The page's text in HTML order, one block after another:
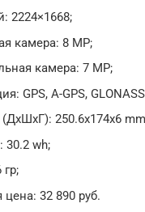
2224×1668;
камера: 8 MP;
камера: 7 MP;
GРS, А-GРS,
(ДxШxГ): 250.6x174x6
30.2 wh;
гр;
цена: 32 890 руб.